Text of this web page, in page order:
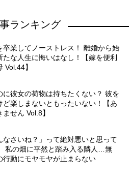
ランキング
卒業してノーストレス！ 離婚から始
たな人生に悔いはなし！【嫁を便利
Vol.44】
に彼女の荷物は持ちたくない？ 彼を
ど楽しまないともったいない！【あ
せん Vol.8】
なさいね？」って絶対悪いと思って
私の畑に平然と踏み入る隣人…無
行動にモヤモヤが止まらない